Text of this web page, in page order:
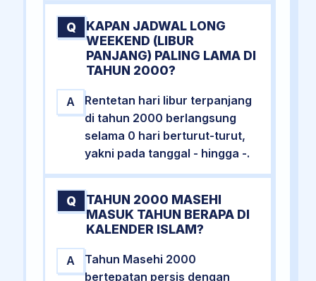
Q
KAPAN JADWAL LONG
WEEKEND (LIBUR
PANJANG) PALING LAMA DI
TAHUN 2000?
A
Rentetan hari libur terpanjang
di tahun 2000 berlangsung
selama 0 hari berturut-turut,
yakni pada tanggal - hingga -.
Q
TAHUN 2000 MASEHI
MASUK TAHUN BERAPA DI
KALENDER ISLAM?
A
Tahun Masehi 2000
bertepatan persis dengan